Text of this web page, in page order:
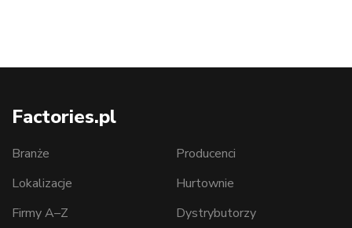
Factories.pl
Branże
Lokalizacje
Firmy A–Z
Producenci
Hurtownie
Dystrybutorzy